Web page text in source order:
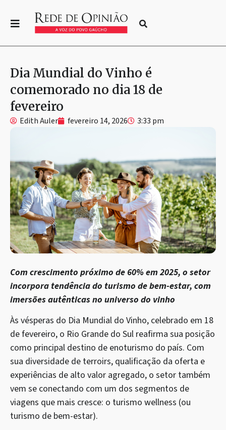
Dia Mundial do Vinho é
comemorado no dia 18 de
fevereiro
Edith Auler fevereiro 14, 2026 3:33 pm
Com crescimento próximo de 60% em 2025, o setor
incorpora tendência do turismo de bem-estar, com
imersões autênticas no universo do vinho
Às vésperas do Dia Mundial do Vinho, celebrado em 18
de fevereiro, o Rio Grande do Sul reafirma sua posição
como principal destino de enoturismo do país. Com
sua diversidade de terroirs, qualificação da oferta e
experiências de alto valor agregado, o setor também
vem se conectando com um dos segmentos de
viagens que mais cresce: o turismo wellness (ou
turismo de bem-estar).